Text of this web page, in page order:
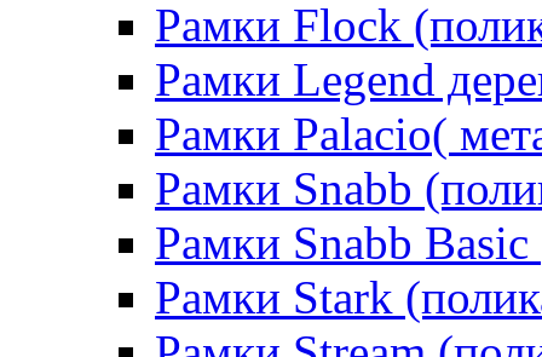
Рамки Flock
Рамки Legend
Рамки Palacio(
Рамки Snabb
Рамки Snabb
Рамки Stark